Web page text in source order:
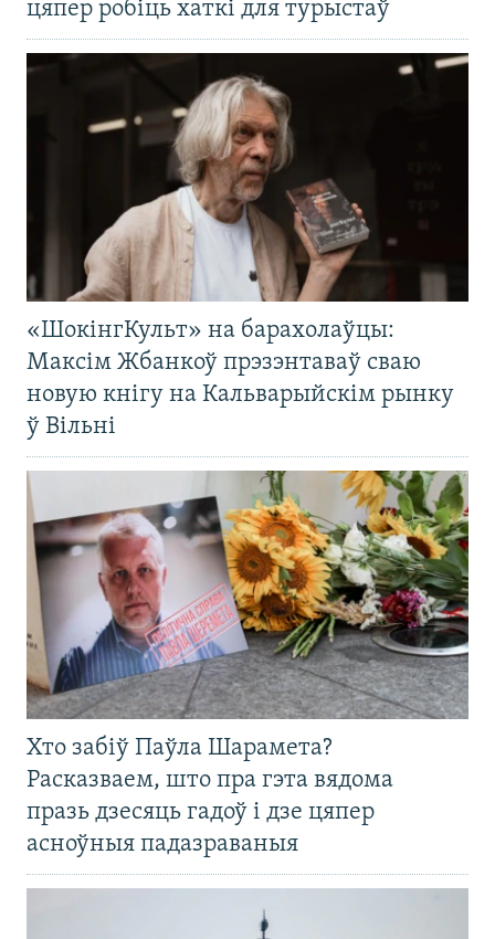
цяпер робіць хаткі для турыстаў
«ШокінгКульт» на барахолаўцы:
Максім Жбанкоў прэзэнтаваў сваю
новую кнігу на Кальварыйскім рынку
ў Вільні
Хто забіў Паўла Шарамета?
Расказваем, што пра гэта вядома
празь дзесяць гадоў і дзе цяпер
асноўныя падазраваныя